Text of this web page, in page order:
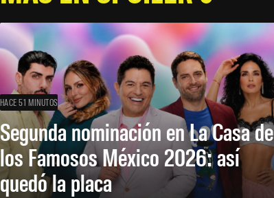
HACE 51 MINUTOS
Segunda nominación en La Casa de
los Famosos México 2026: así
quedó la placa